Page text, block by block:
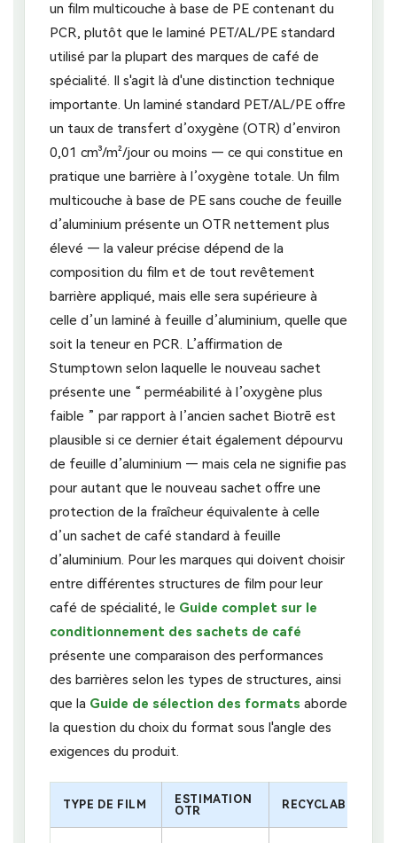
un film multicouche à base de PE contenant du
PCR, plutôt que le laminé PET/AL/PE standard
utilisé par la plupart des marques de café de
spécialité. Il s'agit là d'une distinction technique
importante. Un laminé standard PET/AL/PE offre
un taux de transfert d’oxygène (OTR) d’environ
0,01 cm³/m²/jour ou moins — ce qui constitue en
pratique une barrière à l’oxygène totale. Un film
multicouche à base de PE sans couche de feuille
d’aluminium présente un OTR nettement plus
élevé — la valeur précise dépend de la
composition du film et de tout revêtement
barrière appliqué, mais elle sera supérieure à
celle d’un laminé à feuille d’aluminium, quelle que
soit la teneur en PCR. L’affirmation de
Stumptown selon laquelle le nouveau sachet
présente une “ perméabilité à l’oxygène plus
faible ” par rapport à l’ancien sachet Biotrē est
plausible si ce dernier était également dépourvu
de feuille d’aluminium — mais cela ne signifie pas
pour autant que le nouveau sachet offre une
protection de la fraîcheur équivalente à celle
d’un sachet de café standard à feuille
d’aluminium. Pour les marques qui doivent choisir
entre différentes structures de film pour leur
café de spécialité, le Guide complet sur le
conditionnement des sachets de café
présente une comparaison des performances
des barrières selon les types de structures, ainsi
que la Guide de sélection des formats aborde
la question du choix du format sous l'angle des
exigences du produit.
TYPE DE FILM
ESTIMATION
OTR
RECYCLABILITÉ